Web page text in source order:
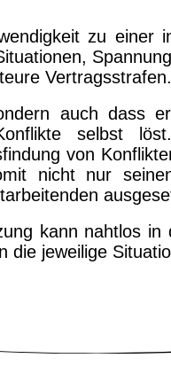
zu einer
Vertragsstrafen.
auch dass
selbst
von
nicht nur
kann nahtlos in
die jeweilige